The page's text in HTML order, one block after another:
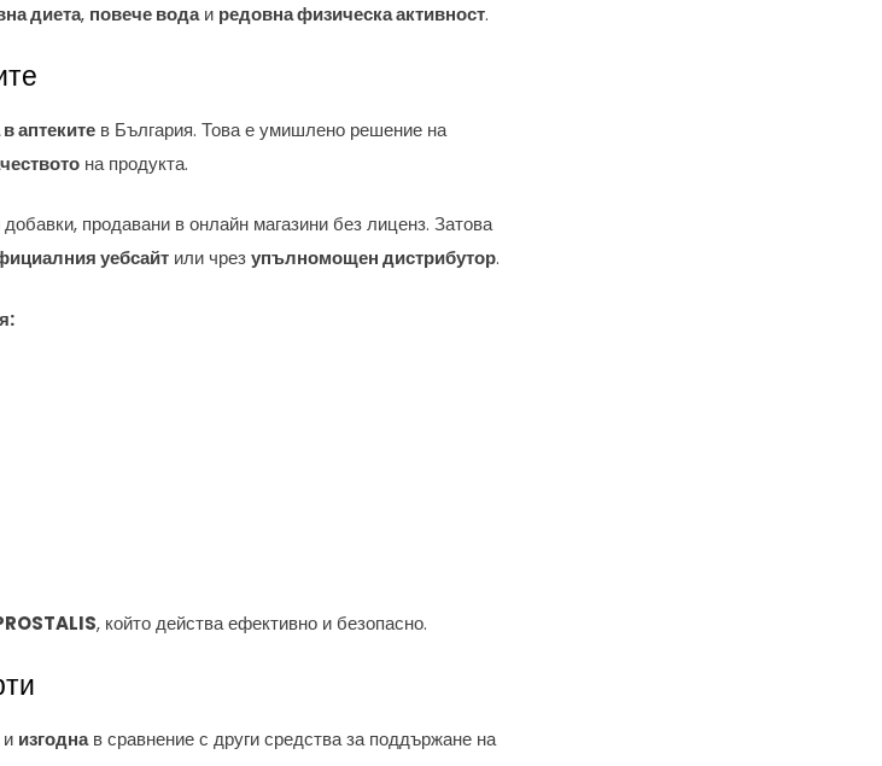
диета, повече водаи редовна физическа активност.
аптеките в България. Това е умишлено решение на
на продукта.
продавани в онлайн магазини без лиценз. Затова
уебсайт или чрезупълномощен дистрибутор.
, който действа ефективно и безопасно.
и изгоднав сравнение с други средства за поддържане на